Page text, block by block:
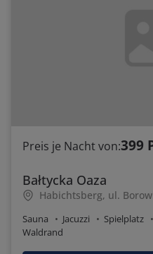
Preis je Nacht von:399
Bałtycka Oaza
Habichtsberg, ul.
Sauna Jacuzzi Spielplatz
Waldrand